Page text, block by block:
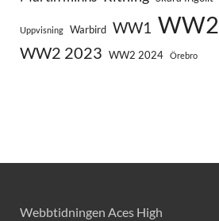
Uppvisning Warbird WW1 WW2
WW2 2023 WW2 2024 Örebro
Webbtidningen Aces High